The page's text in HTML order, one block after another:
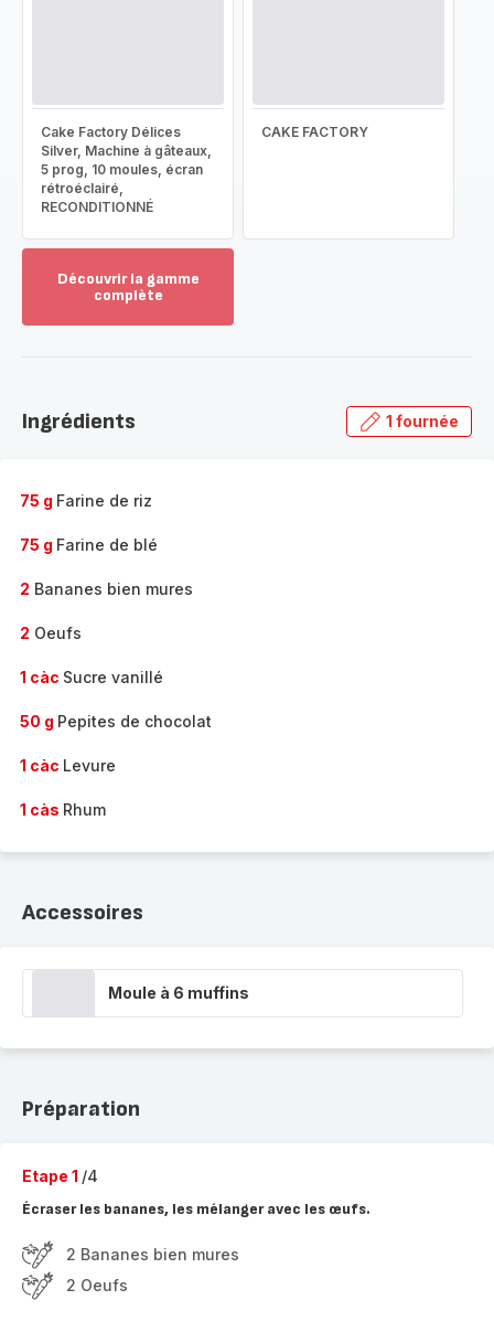
Cake Factory Délices
Silver, Machine à gâteaux,
5 prog, 10 moules, écran
rétroéclairé,
RECONDITIONNÉ
CAKE FACTORY
Découvrir la gamme
complète
gamme
Ingrédients 1 fournée
75 g Farine de riz
75 g Farine de blé
2 Bananes bien mures
2 Oeufs
1 càc Sucre vanillé
50 g Pepites de chocolat
1 càc Levure
1 càs Rhum
Accessoires
Moule à 6 muffins
Préparation
Etape 1 /4
Écraser les bananes, les mélanger avec les œufs.
2 Bananes bien mures
2 Oeufs